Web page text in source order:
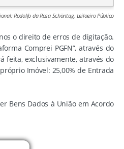
Rodolfo da Rosa Schöntag, Leiloeiro Público
o direito de erros de digitação.
Comprei PGFN”, através do
feita, exclusivamente, através do
Imóvel: 25,00% de Entrada
Bens Dados à União em Acordo